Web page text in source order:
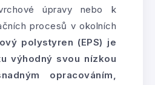
úpravy nebo k
procesů v okolních
polystyren (EPS) je
výhodný svou nízkou
opracováním,